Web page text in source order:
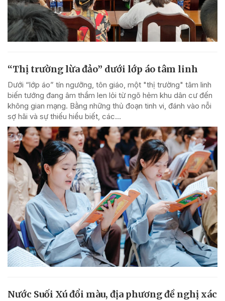
“Thị trường lừa đảo” dưới lớp áo tâm linh
Dưới “lớp áo” tín ngưỡng, tôn giáo, một "thị trường" tâm linh
biến tướng đang âm thầm len lỏi từ ngõ hẻm khu dân cư đến
không gian mạng. Bằng những thủ đoạn tinh vi, đánh vào nỗi
sợ hãi và sự thiếu hiểu biết, các...
Nước Suối Xú đổi màu, địa phương đề nghị xác